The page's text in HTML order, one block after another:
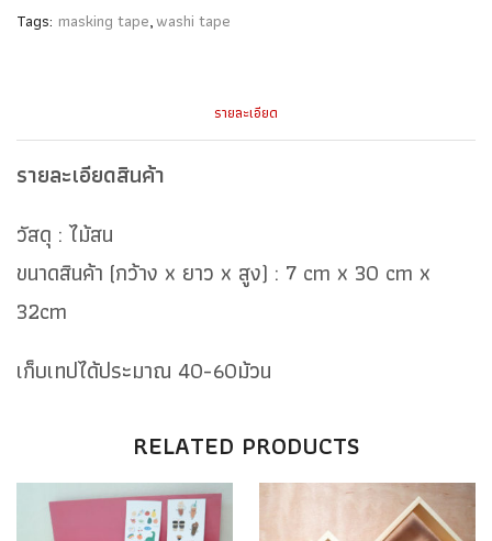
Tags: masking tape,washi tape
รายละเอียด
รายละเอียดสินค้า
วัสดุ : ไม้สน
ขนาดสินค้า (กว้าง x ยาว x สูง) : 7 cm x 30 cm x
32cm
เก็บเทปได้ประมาณ 40-60ม้วน
RELATED PRODUCTS